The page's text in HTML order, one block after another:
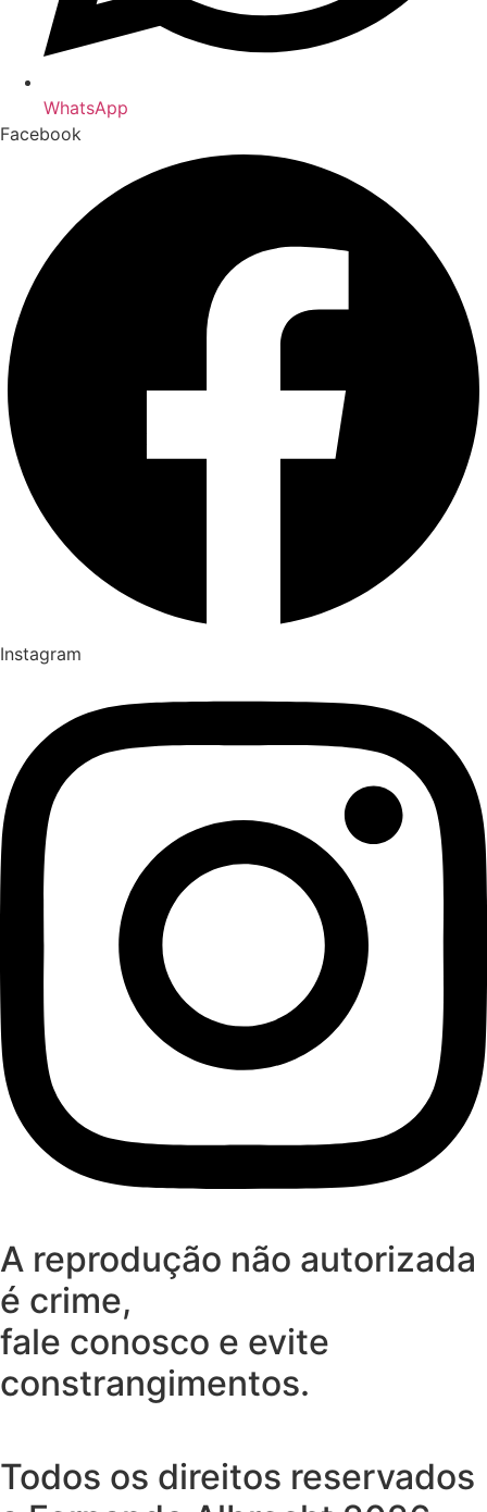
WhatsApp
Facebook
Instagram
A reprodução não autorizada
é crime,
fale conosco e evite
constrangimentos.
Todos os direitos reservados